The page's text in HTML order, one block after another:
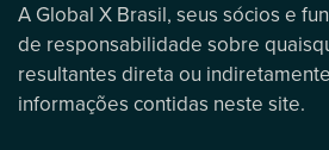
A Global X Brasil, seus sócios e
de responsabilidade sobre
resultantes direta ou
informações contidas neste site.